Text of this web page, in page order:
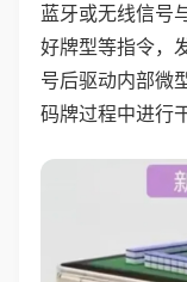
蓝牙或无线信号
好牌型等指令，
号后驱动内部微
码牌过程中进行